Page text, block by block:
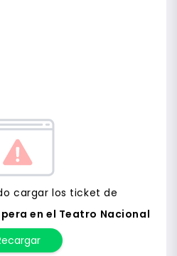
cargar los ticket de
en el Teatro Nacional